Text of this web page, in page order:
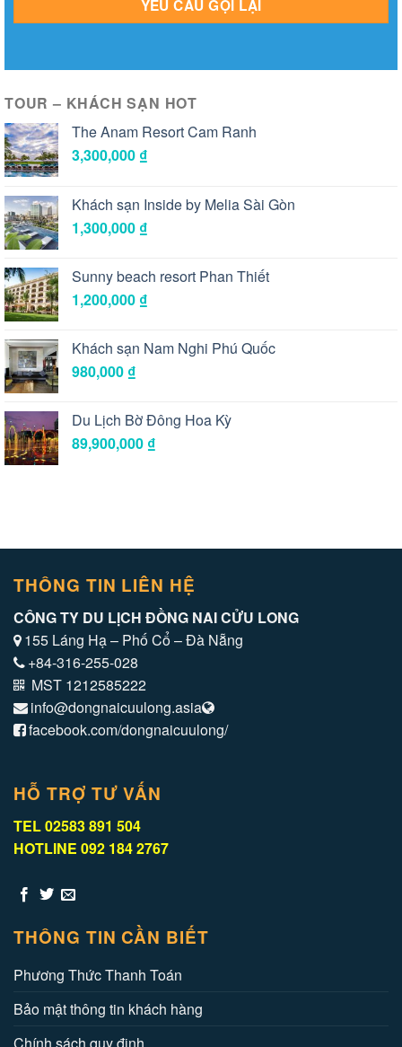
TOUR – KHÁCH SẠN HOT
The Anam Resort Cam Ranh
3,300,000 ₫
Khách sạn Inside by Melia Sài Gòn
1,300,000 ₫
Sunny beach resort Phan Thiết
1,200,000 ₫
Khách sạn Nam Nghi Phú Quốc
980,000 ₫
Du Lịch Bờ Đông Hoa Kỳ
89,900,000 ₫
THÔNG TIN LIÊN HỆ
CÔNG TY DU LỊCH ĐỒNG NAI CỬU LONG
155 Láng Hạ – Phố Cổ – Đà Nẵng
+84-316-255-028
MST 1212585222
info@dongnaicuulong.asia
facebook.com/dongnaicuulong/
HỖ TRỢ TƯ VẤN
TEL 02583 891 504
HOTLINE 092 184 2767
THÔNG TIN CẦN BIẾT
Phương Thức Thanh Toán
Bảo mật thông tin khách hàng
Chính sách quy định